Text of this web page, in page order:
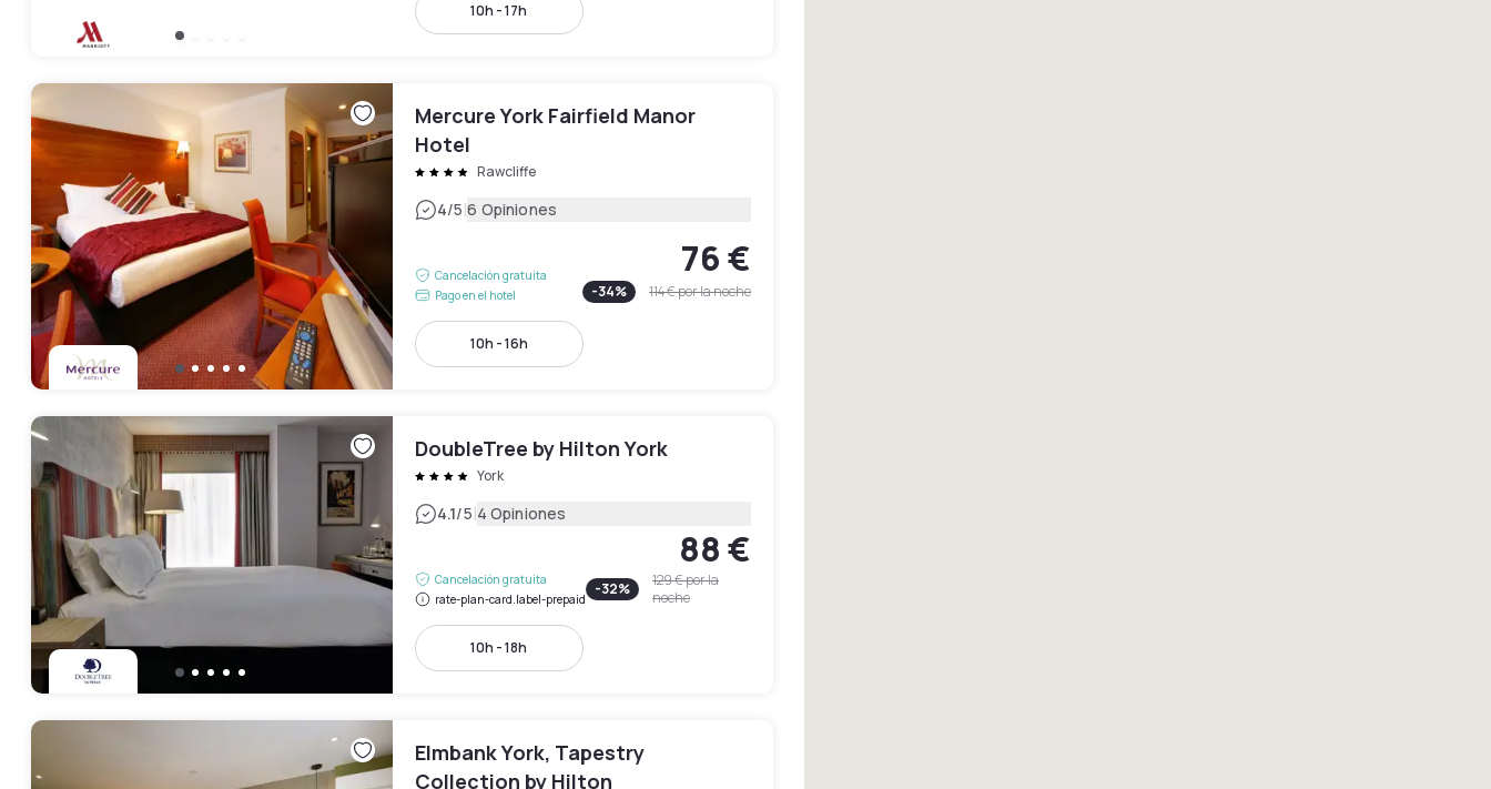
10h - 17h
Mercure York Fairfield Manor
Hotel
Rawcliffe
4/5|6 Opiniones
Cancelación gratuita
Pago en el hotel
76 €
-34% 114 €por la noche
10h - 16h
DoubleTree by Hilton York
York
4.1/5|4 Opiniones
Cancelación gratuita
rate-plan-card.label-prepaid
88 €
-32% 129 €por la
noche
10h - 18h
Elmbank York, Tapestry
Collection by Hilton